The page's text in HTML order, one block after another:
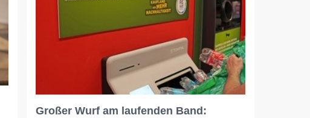
Großer Wurf am laufenden Band: